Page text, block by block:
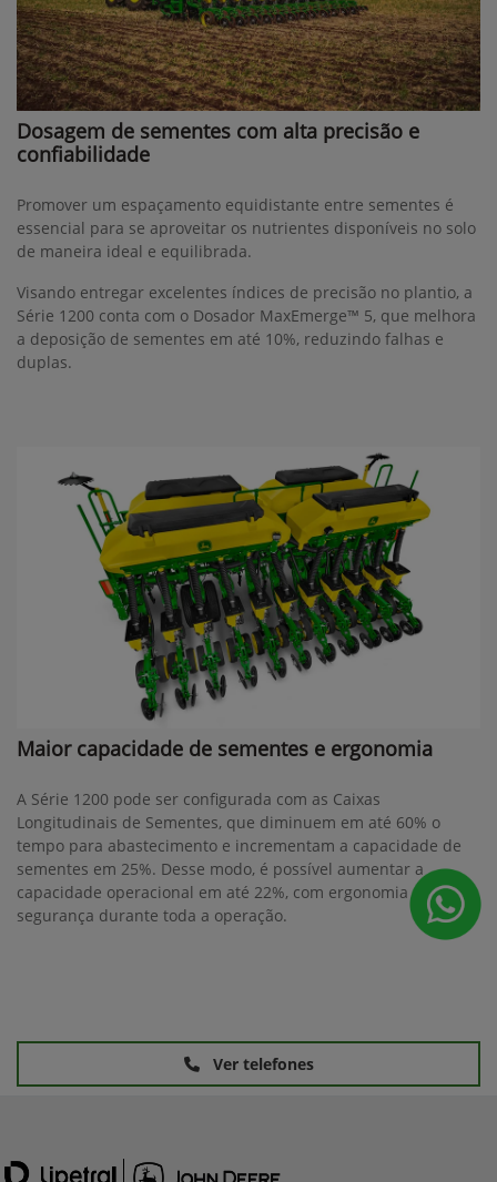
Dosagem de sementes com alta precisão e
confiabilidade
Promover um espaçamento equidistante entre sementes é
essencial para se aproveitar os nutrientes disponíveis no solo
de maneira ideal e equilibrada.
Visando entregar excelentes índices de precisão no plantio, a
Série 1200 conta com o Dosador MaxEmerge™ 5, que melhora
a deposição de sementes em até 10%, reduzindo falhas e
duplas.
Maior capacidade de sementes e ergonomia
A Série 1200 pode ser configurada com as Caixas
Longitudinais de Sementes, que diminuem em até 60% o
tempo para abastecimento e incrementam a capacidade de
sementes em 25%. Desse modo, é possível aumentar a
capacidade operacional em até 22%, com ergonomia e
segurança durante toda a operação.
Ver telefones